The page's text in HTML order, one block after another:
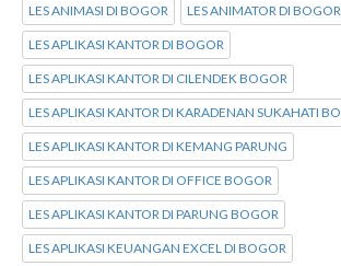
LES ANIMASI DI BOGOR LES ANIMATOR DI BOGOR
LES APLIKASI KANTOR DI BOGOR
LES APLIKASI KANTOR DI CILENDEK BOGOR
LES APLIKASI KANTOR DI KARADENAN SUKAHATI
LES APLIKASI KANTOR DI KEMANG PARUNG
LES APLIKASI KANTOR DI OFFICE BOGOR
LES APLIKASI KANTOR DI PARUNG BOGOR
LES APLIKASI KEUANGAN EXCEL DI BOGOR